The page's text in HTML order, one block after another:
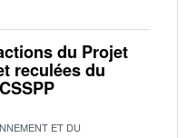
du Projet
reculées du
ET DU